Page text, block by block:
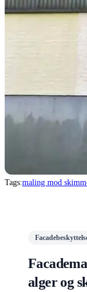
Tags:maling mod
alger og